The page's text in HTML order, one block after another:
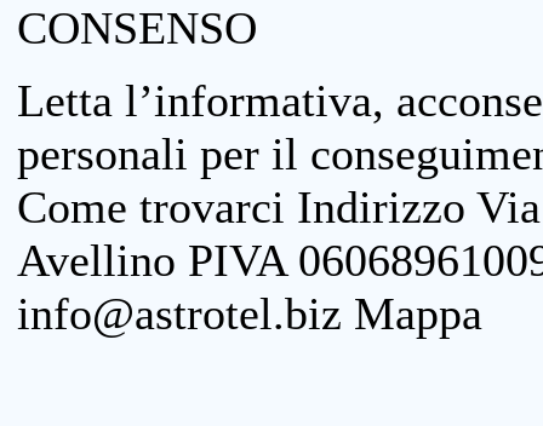
CONSENSO
Letta l’informativa,
personali per il
Come trovarci Indirizzo
Avellino PIVA
info@astrotel.biz Mappa